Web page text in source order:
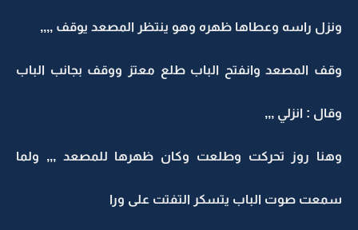
ونزل راسه وعطاها ظهره وهو ينتظر المصعد يوقف ,,,,
وقف المصعد وانفتح الباب طلع معتز ووقف بجانب الباب
وقال : انزلي ,,,
وهنا روز تحركت وطلعت وكان ظهرها للمصعد ,,, ولما
سمعت صوت الباب يتسكر التفتت على ورا